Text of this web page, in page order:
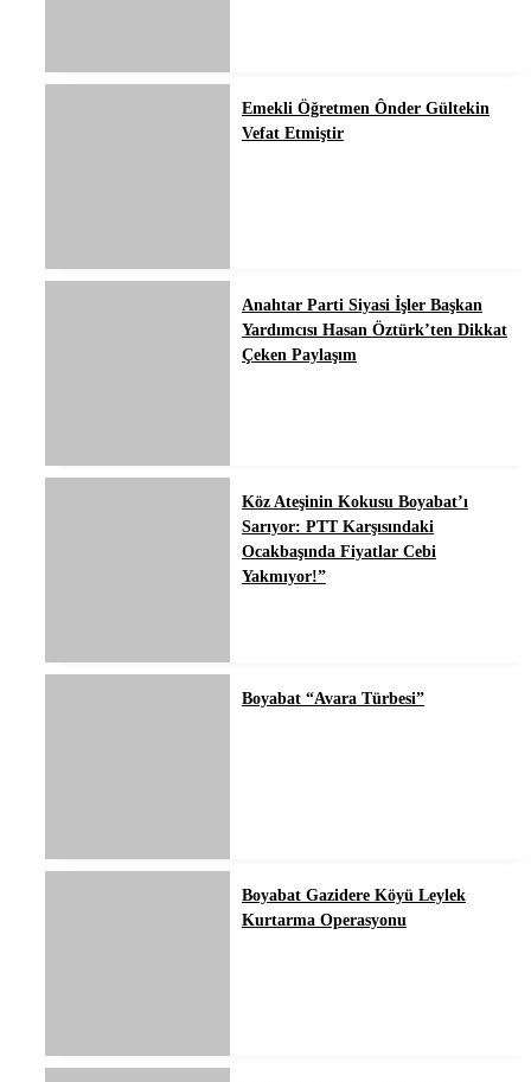
Emekli Öğretmen Ônder Gültekin
Vefat Etmiştir
Anahtar Parti Siyasi İşler Başkan
Yardımcısı Hasan Öztürk’ten Dikkat
Çeken Paylaşım
Köz Ateşinin Kokusu Boyabat’ı
Sarıyor: PTT Karşısındaki
Ocakbaşında Fiyatlar Cebi
Yakmıyor!”
Boyabat “Avara Türbesi”
Boyabat Gazidere Köyü Leylek
Kurtarma Operasyonu